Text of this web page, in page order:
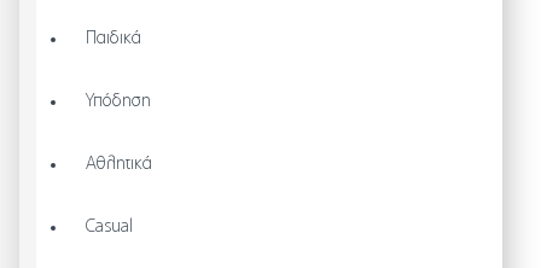
Παιδικά
Υπόδηση
Αθλητικά
Casual